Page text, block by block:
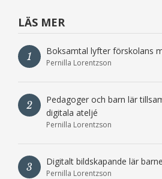
LÄS MER
1 Boksamtal lyfter förskolans
Pernilla Lorentzson
2
Pedagoger och barn lär
digitala ateljé
Pernilla Lorentzson
3 Digitalt bildskapande lär
Pernilla Lorentzson